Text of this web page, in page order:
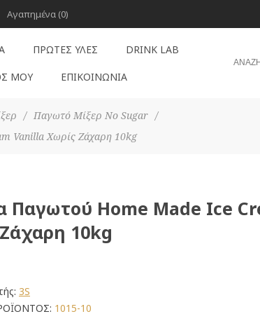
Αγαπημένα (0)
ΠΡΏΤΕΣ ΎΛΕΣ DRINK LAB
ΜΟΥ ΕΠΙΚΟΙΝΩΝΊΑ
/ Παγωτό Μίξερ No Sugar
/
Vanilla Χωρίς Ζάχαρη 10kg
Παγωτού Home Made Ice
10kg
3S
1015-10